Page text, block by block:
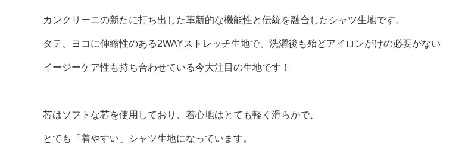
カンクリーニの新たに打ち出した革新的な機能性と伝統を融合したシャツ生地です。
タテ、ヨコに伸縮性のある2WAYストレッチ生地で、洗濯後も殆どアイロンがけの必要がない
イージーケア性も持ち合わせている今大注目の生地です！
芯はソフトな芯を使用しており、着心地はとても軽く滑らかで、
とても「着やすい」シャツ生地になっています。